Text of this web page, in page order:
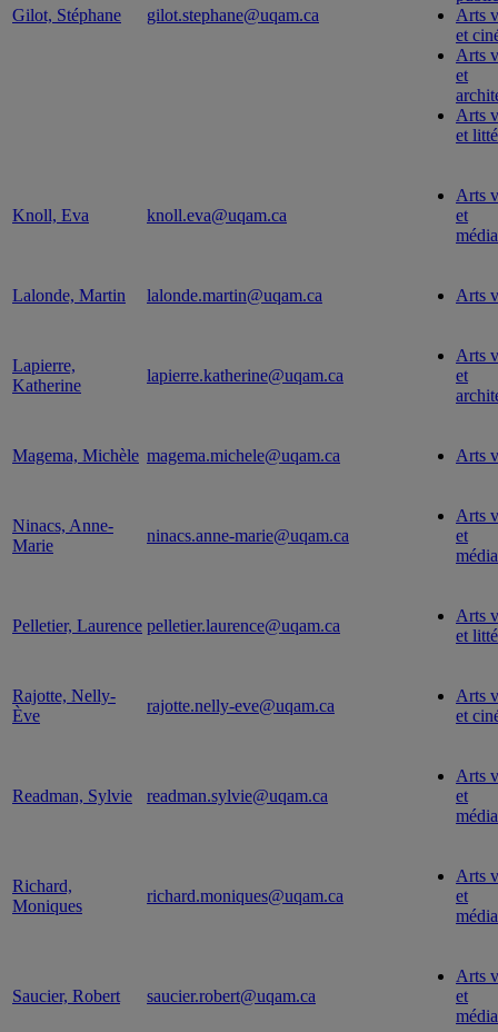
Gilot, Stéphane gilot.stephane@uqam.ca
Arts
et
Arts
et
Arts
et
Knoll, Eva knoll.eva@uqam.ca
Arts
et
Lalonde, Martin lalonde.martin@uqam.ca Arts
Lapierre,
Katherine
lapierre.katherine@uqam.ca
Arts
et
Magema, Michèle magema.michele@uqam.ca Arts
Ninacs, Anne-
Marie
ninacs.anne-marie@uqam.ca
Arts
et
Pelletier, Laurence pelletier.laurence@uqam.ca
Arts
et
Rajotte, Nelly-
Ève
rajotte.nelly-eve@uqam.ca
Arts
et
Readman, Sylvie readman.sylvie@uqam.ca
Arts
et
Richard,
Moniques
richard.moniques@uqam.ca
Arts
et
Saucier, Robert saucier.robert@uqam.ca
Arts
et